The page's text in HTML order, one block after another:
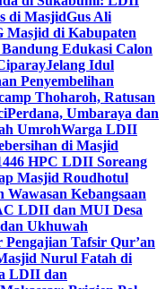
di MasjidGus Ali
Masjid di Kabupaten
Edukasi Calon
Jelang Idul
Penyembelihan
Thoharoh, Ratusan
Perdana, Umbaraya dan
UmrohWarga LDII
di Masjid
HPC LDII Soreang
Masjid Roudhotul
Kebangsaan
LDII dan MUI Desa
Ukhuwah
Tafsir Qur’an
Nurul Fatah di
LDII dan